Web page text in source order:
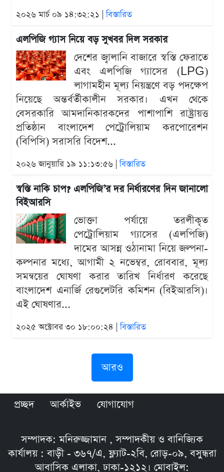
২০২৬ মার্চ ০৯ ১৪:৩২:২১ |বিস্তারিত
এলপিজি গ্যাস নিয়ে বড় সুখবর দিল সরকার
দেশের জ্বালানি বাজারে স্বস্তি ফেরাতে
এবং এলপিজি গ্যাসের (LPG)
লাগামহীন মূল্য নিয়ন্ত্রণে বড় পদক্ষেপ
নিয়েছে অন্তর্বর্তীকালীন সরকার। এখন থেকে
বেসরকারি আমদানিকারকদের পাশাপাশি রাষ্ট্রায়ত্ত
প্রতিষ্ঠান বাংলাদেশ পেট্রোলিয়াম করপোরেশন
(বিপিসি) সরাসরি বিদেশ...
২০২৬ জানুয়ারি ১৯ ১১:১৩:৫৬ |বিস্তারিত
স্বস্তি নাকি চাপ? এলপিজি’র দর নির্ধারণের দিন জানালো
বিইআরসি
ভোক্তা পর্যায়ে তরলীকৃত
পেট্রোলিয়াম গ্যাসের (এলপিজি)
দামের আসন্ন ওঠানামা নিয়ে জল্পনা-
কল্পনার মধ্যে, আগামী ২ নভেম্বর, রোববার, মূল্য
সমন্বয়ের ঘোষণা করার তারিখ নির্ধারণ করেছে
বাংলাদেশ এনার্জি রেগুলেটরি কমিশন (বিইআরসি)।
এই ঘোষণার...
২০২৫ অক্টোবর ৩০ ১৮:০০:২৪ |বিস্তারিত
আরও
প্রচ্ছদ আর্কাইভ যোগাযোগ
সম্পাদক: মনিরুজ্জামান , সম্পাদকীয় ও বানিজ্যিক
কার্যালয় : বাড়ী - ৩৬৭/এ, ফ্ল্যাট-২বি, রোড়-০৯, বসুন্ধরা
আবাসিক এলাকা, ঢাকা-১২১২। মোবাইল: